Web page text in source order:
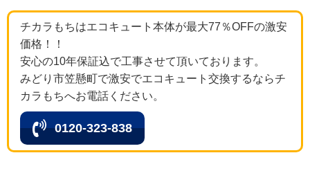
チカラもちはエコキュート本体が最大77％OFFの激安
価格！！
安心の10年保証込で工事させて頂いております。
みどり市笠懸町で激安でエコキュート交換するならチ
カラもちへお電話ください。
0120-323-838